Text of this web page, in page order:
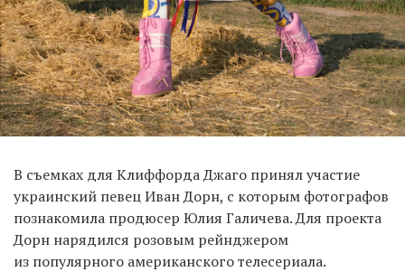
В съемках для Клиффорда Джаго принял участие
украинский певец Иван Дорн, с которым фотографов
познакомила продюсер Юлия Галичева. Для проекта
Дорн нарядился розовым рейнджером
из популярного американского телесериала.